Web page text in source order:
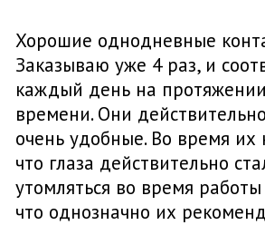
Хорошие однодневные
Заказываю уже 4 раз, и
каждый день на протяжении
времени. Они
очень удобные. Во время их
что глаза действительно
утомляться во время
что однозначно их